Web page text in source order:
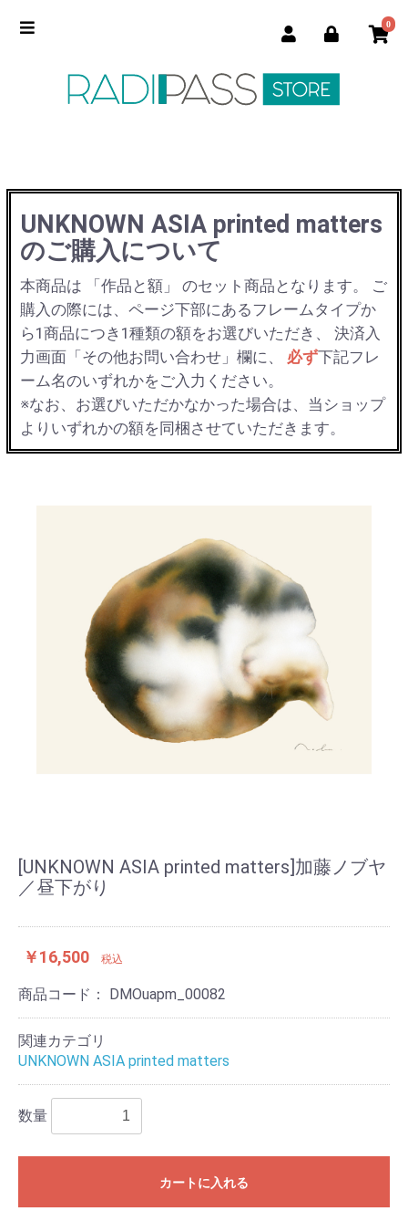
0
UNKNOWN ASIA printed matters
のご購入について
本商品は 「作品と額」 のセット商品となります。
ご
購入の際には、ページ下部にあるフレームタイプか
ら1商品につき1種類の額をお選びいただき、
決済入
力画面「その他お問い合わせ」欄に、 必ず下記フレ
ーム名のいずれかをご入力ください。
※なお、お選びいただかなかった場合は、当ショップ
よりいずれかの額を同梱させていただきます。
[UNKNOWN ASIA printed matters]加藤ノブヤ
／昼下がり
￥16,500 税込
商品コード： DMOuapm_00082
関連カテゴリ
UNKNOWN ASIA printed matters
数量
カートに入れる